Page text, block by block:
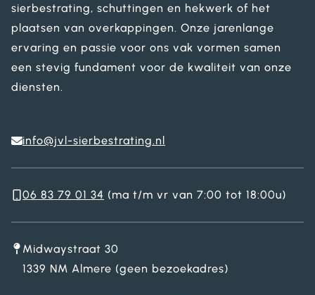
sierbestrating, schuttingen en hekwerk of het
plaatsen van overkappingen. Onze jarenlange
ervaring en passie voor ons vak vormen samen
een stevig fundament voor de kwaliteit van onze
diensten.
info@jvl-sierbestrating.nl
06 83 79 01 34 (ma t/m vr van 7:00 tot 18:00u)
Midwaystraat 30
1339 NM Almere (geen bezoekadres)